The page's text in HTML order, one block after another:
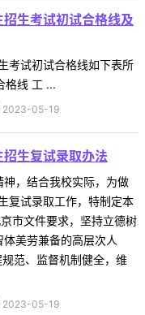
生考试初试合格线及
考试初试合格线如下表所
格线 工 ...
2023-05-19
生复试录取办法
，结合我校实际，为做
复试录取工作，特制定本
市文件要求，坚持立德树
美劳兼备的高层次人
范、监督机制健全，维
2023-05-19